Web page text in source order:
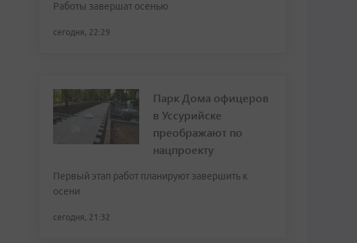
Работы завершат осенью
сегодня, 22:29
Парк Дома офицеров
в Уссурийске
преображают по
нацпроекту
Первый этап работ планируют завершить к
осени
сегодня, 21:32